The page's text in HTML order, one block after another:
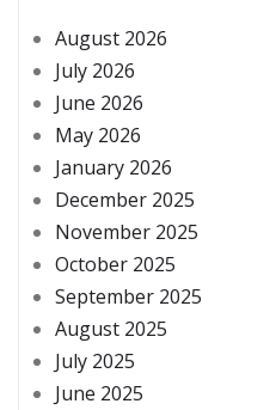
August 2026
July 2026
June 2026
May 2026
January 2026
December 2025
November 2025
October 2025
September 2025
August 2025
July 2025
June 2025